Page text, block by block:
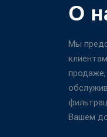
О
Мы
продаже,
Вашем